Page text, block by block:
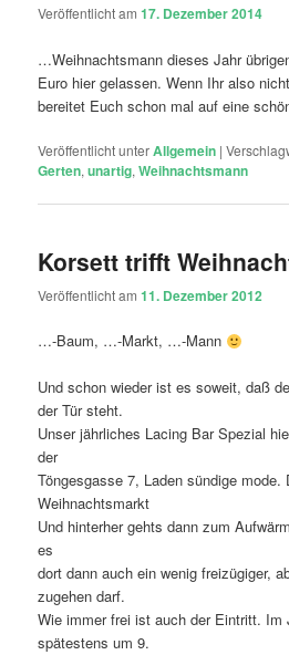
Veröffentlicht am17. Dezember 2014
…Weihnachtsmann dieses Jahr
Euro hier gelassen. Wenn Ihr also
bereitet Euch schon mal auf eine
Veröffentlicht unterAllgemein |
Gerten,unartig,Weihnachtsmann
Korsett trifft
Veröffentlicht am11. Dezember 2012
…-Baum, …-Markt, …-Mann
Und schon wieder ist es soweit, daß
der Tür steht.
Unser jährliches Lacing Bar Spezial
der
Töngesgasse 7, Laden sündige mode.
Weihnachtsmarkt
Und hinterher gehts dann zum
es
dort dann auch ein wenig freizügiger,
zugehen darf.
Wie immer frei ist auch der Eintritt. Im
spätestens um 9.